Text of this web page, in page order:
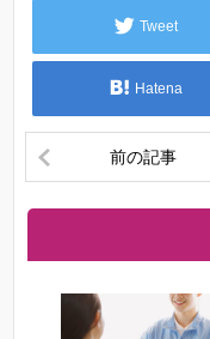
Tweet
Hatena
前の記事